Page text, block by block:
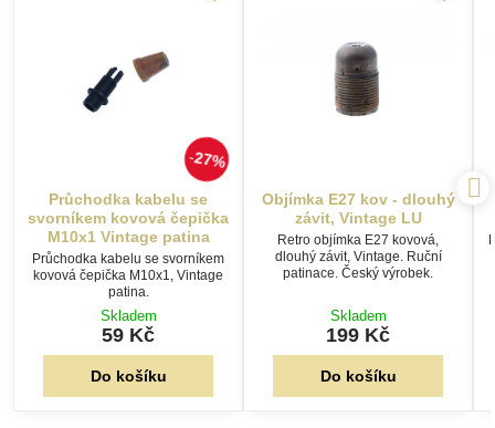
27%
Průchodka kabelu se
svorníkem kovová čepička
M10x1 Vintage patina
Průchodka kabelu se svorníkem
kovová čepička M10x1, Vintage
patina.
Skladem
59 Kč
Do košíku
Objímka E27 kov - dlouhý
závit, Vintage LU
Retro objímka E27 kovová,
dlouhý závit, Vintage. Ruční
patinace. Český výrobek.
Skladem
199 Kč
Do košíku